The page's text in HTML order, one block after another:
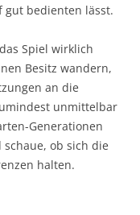
gut bedienten lässt.
Spiel wirklich
Besitz wandern,
an die
unmittelbar
Generationen
ob sich die
halten.